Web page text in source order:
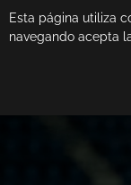
Esta página utiliza
navegando acepta